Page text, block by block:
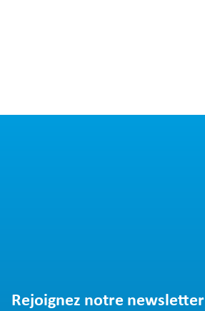
Rejoignez notre newsletter